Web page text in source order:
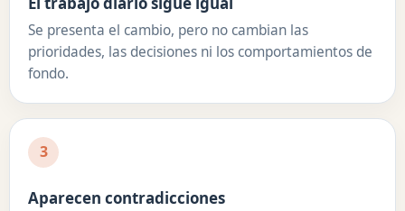
Se presenta el cambio, pero no cambian las
prioridades, las decisiones ni los comportamientos de
fondo.
3
Aparecen contradicciones